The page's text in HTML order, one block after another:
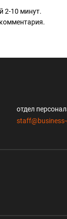
2-10 минут.
отдел